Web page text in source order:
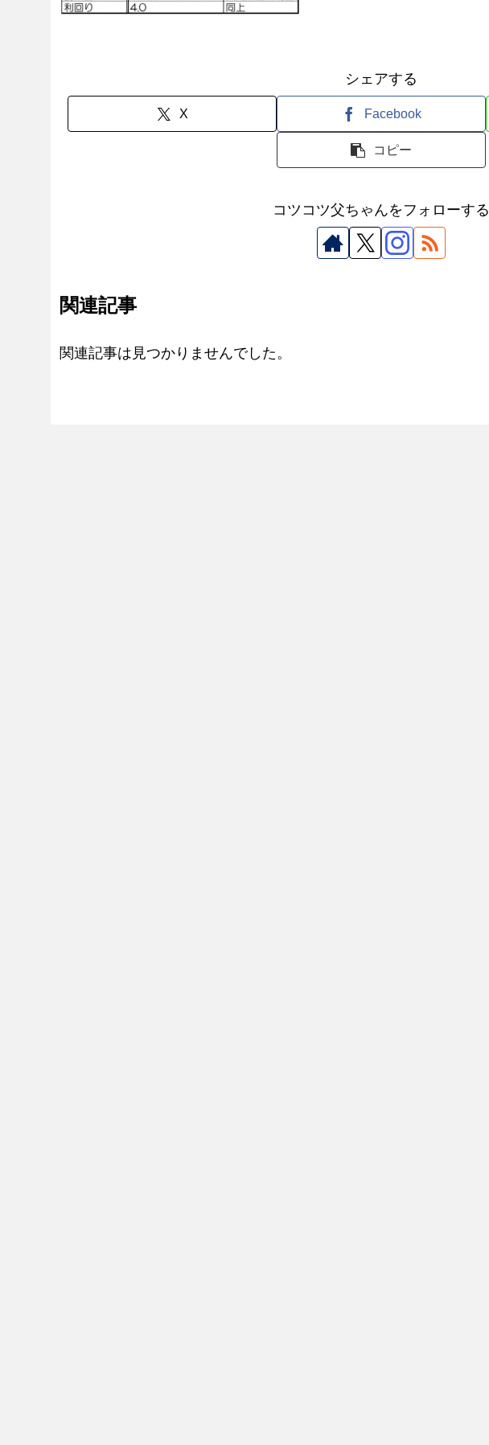
シェアする
X Facebook
コピー
コツコツ父ちゃんをフォローする
関連記事
関連記事は見つかりませんでした。